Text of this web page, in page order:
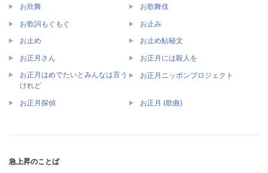
お欣舞 お歌舞伎
お歌詞もぐもぐ お止み
お止め お止め鮎秘文
お正月さん
お正月には殺人を
お正月はめでたいとみんなは言う
けれど
お正月ニッポンプロジェクト
お正月探偵 お正月 (歌曲)
急上昇のことば